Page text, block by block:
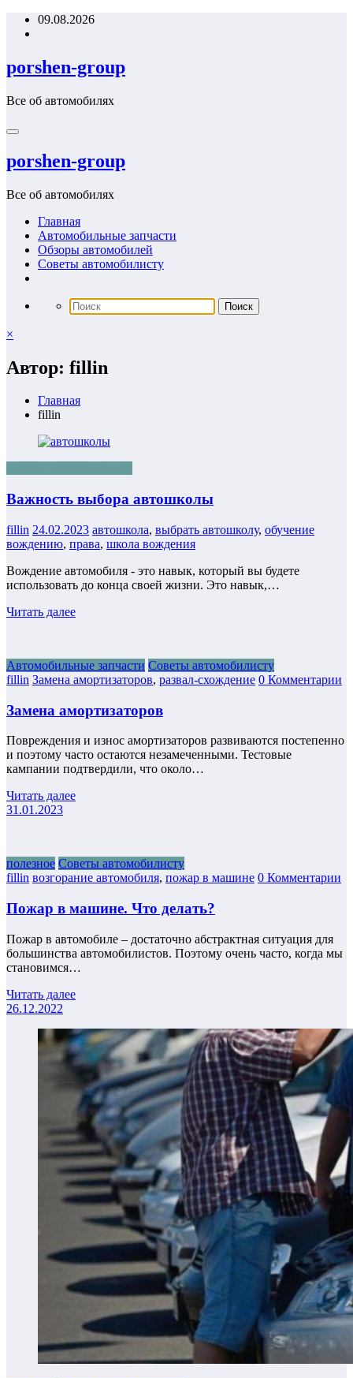
Перейти09.08.2026
porshen-group
Все об автомобилях
porshen-group
Все об автомобилях
Главная
Автомобильные запчасти
Обзоры автомобилей
Советы автомобилисту
×
Автор: fillin
Главная
fillin
Важность выбора автошколы
fillin 24.02.2023 автошкола, выбрать автошколу, обучение
вождению, права, школа вождения
Вождение автомобиля - это навык, который вы будете
использовать до конца своей жизни. Это навык,…
Читать далее
Автомобильные запчасти Советы автомобилисту
fillin Замена амортизаторов, развал-схождение 0 Комментарии
Замена амортизаторов
Повреждения и износ амортизаторов развиваются постепенно
и поэтому часто остаются незамеченными. Тестовые
кампании подтвердили, что около…
Читать далее
31.01.2023
полезное Советы автомобилисту
fillin возгорание автомобиля, пожар в машине 0 Комментарии
Пожар в машине. Что делать?
Пожар в автомобиле – достаточно абстрактная ситуация для
большинства автомобилистов. Поэтому очень часто, когда мы
становимся…
Читать далее
26.12.2022